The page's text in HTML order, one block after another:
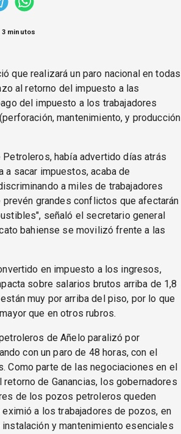
minutos
que realizará un paro nacional en todas
al retorno del impuesto a las
del impuesto a los trabajadores
mantenimiento, y producción
había advertido días atrás
a sacar impuestos, acaba de
a miles de trabajadores
grandes conflictos que afectarán
señaló el secretario general
bahiense se movilizó frente a las
en impuesto a los ingresos,
sobre salarios brutos arriba de 1,8
muy por arriba del piso, por lo que
que en otros rubros.
de Añelo paralizó por
con un paro de 48 horas, con el
Como parte de las negociaciones en el
de Ganancias, los gobernadores
de los pozos petroleros queden
a los trabajadores de pozos, en
y mantenimiento esenciales